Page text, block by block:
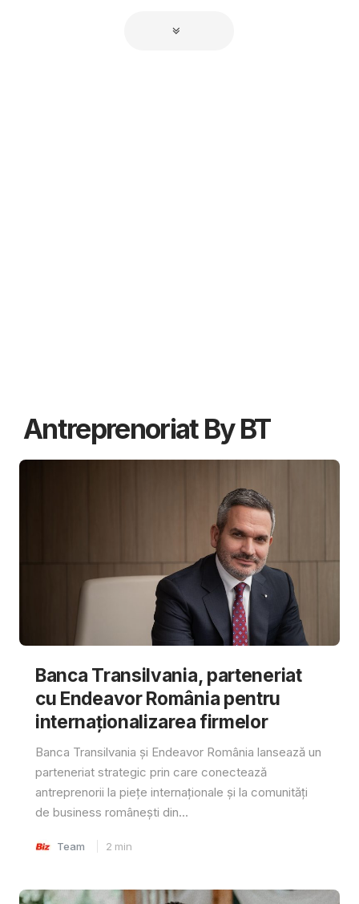
Antreprenoriat By BT
Banca Transilvania, parteneriat
cu Endeavor România pentru
internaționalizarea firmelor
Banca Transilvania și Endeavor România lansează un
parteneriat strategic prin care conectează
antreprenorii la piețe internaționale și la comunități
de business românești din...
Team 2 min